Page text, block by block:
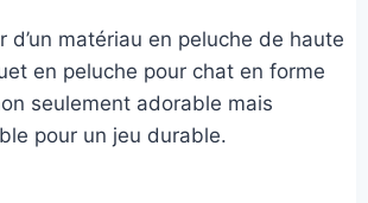
d’un matériau en peluche de haute
en peluche pour chat en forme
seulement adorable mais
pour un jeu durable.